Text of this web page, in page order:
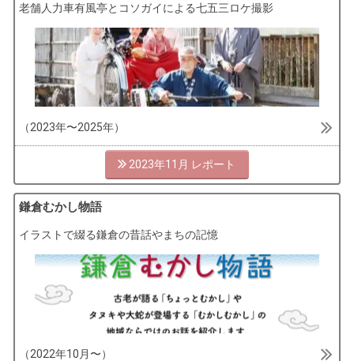
老舗人力車有風亭とコソガイによる七五三ロケ撮影
（2023年〜2025年）
2023年11月
鎌倉むかし物語
イラストで綴る鎌倉の昔話やまちの記憶
（2022年10月〜）